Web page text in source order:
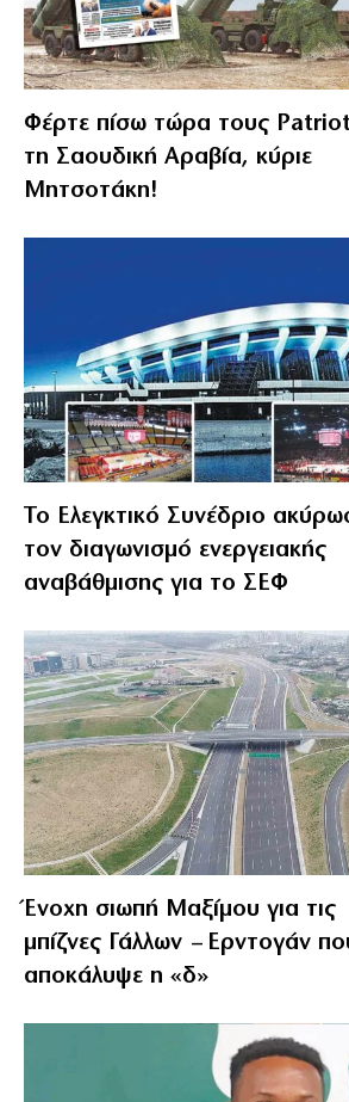
Φέρτε πίσω τώρα τους
τη Σαουδική Αραβία, κύριε
Μητσοτάκη!
Το Ελεγκτικό Συνέδριο
τον διαγωνισμό ενεργειακής
αναβάθμισης για το ΣΕΦ
Ένοχη σιωπή Μαξίμου για τις
μπίζνες Γάλλων – Ερντογάν
αποκάλυψε η «δ»